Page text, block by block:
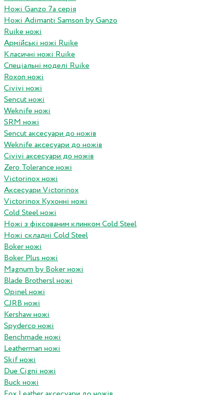
Ножі Ganzo 7а серія
Ножі Adimanti Samson by Ganzo
Ruike ножі
Армійські ножі Ruike
Класичні ножі Ruike
Спеціальні моделі Ruike
Roxon ножi
Civivi ножі
Sencut ножі
Weknife ножі
SRM ножі
Sencut аксесуари до ножів
Weknife аксесуари до ножів
Civivi аксесуари до ножів
Zero Tolerance ножі
Victorinox ножі
Аксесуари Victorinox
Victorinox Кухонні ножі
Cold Steel ножі
Ножі з фіксованим клинком Cold Steel
Ножі складні Cold Steel
Boker ножі
Boker Plus ножі
Magnum by Boker ножі
Blade Brothersl ножі
Opinel ножі
CJRB ножі
Kershaw ножі
Spyderco ножі
Benchmade ножі
Leatherman ножі
Skif ножі
Due Cigni ножі
Buck ножі